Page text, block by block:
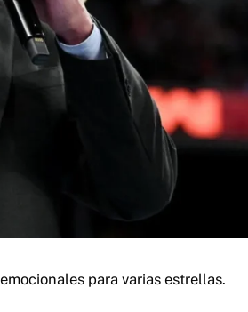
para varias estrellas.